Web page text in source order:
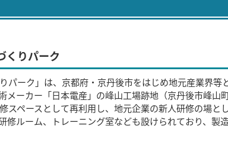
くりパーク
パーク」は、京都府・京丹後市をはじめ地元産業界等
メーカー「日本電産」の峰山工場跡地（京丹後市峰山町
スペースとして再利用し、地元企業の新人研修の場と
修ルーム、トレーニング室なども設けられており、製